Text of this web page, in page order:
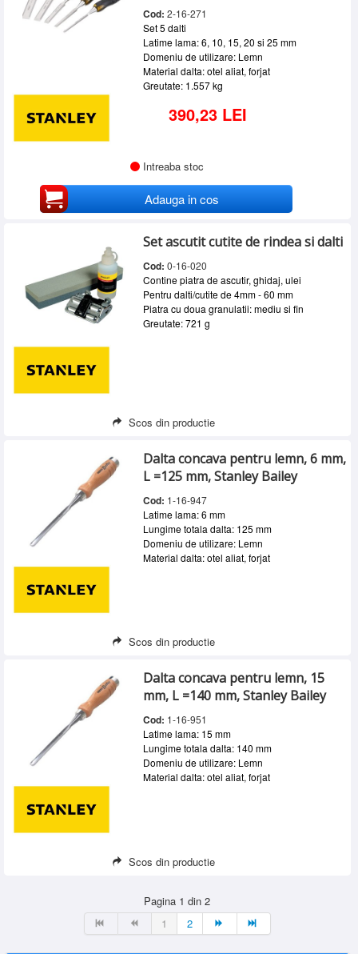
Cod: 2-16-271
Set 5 dalti
Latime lama: 6, 10, 15, 20 si 25 mm
Domeniu de utilizare: Lemn
Material dalta: otel aliat, forjat
Greutate: 1.557 kg
390,23 LEI
Intreaba stoc
Adauga in cos
Set ascutit cutite de rindea si dalti
Cod: 0-16-020
Contine piatra de ascutir, ghidaj, ulei
Pentru dalti/cutite de 4mm - 60 mm
Piatra cu doua granulatii: mediu si fin
Greutate: 721 g
Scos din productie
Dalta concava pentru lemn, 6 mm,
L =125 mm, Stanley Bailey
Cod: 1-16-947
Latime lama: 6 mm
Lungime totala dalta: 125 mm
Domeniu de utilizare: Lemn
Material dalta: otel aliat, forjat
Scos din productie
Dalta concava pentru lemn, 15
mm, L =140 mm, Stanley Bailey
Cod: 1-16-951
Latime lama: 15 mm
Lungime totala dalta: 140 mm
Domeniu de utilizare: Lemn
Material dalta: otel aliat, forjat
Scos din productie
Pagina 1 din 2
1
2